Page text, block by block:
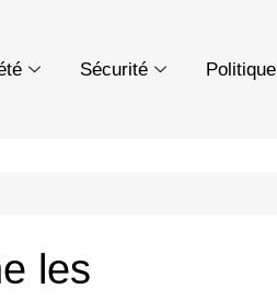
Sécurité Politique
les